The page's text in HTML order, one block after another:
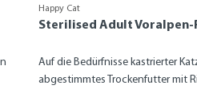
Happy Cat
Sterilised Adult Voralpen-
Auf die Bedürfnisse kastrierter
abgestimmtes Trockenfutter mit